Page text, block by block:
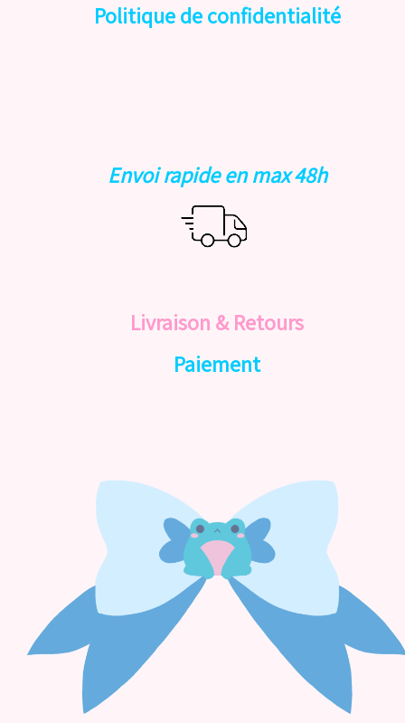
Politique de confidentialité
Envoi rapide en max 48h
Livraison & Retours
Paiement